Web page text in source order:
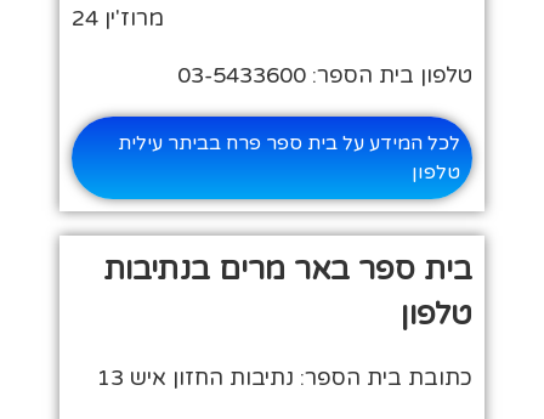
מרוז'ין 24
טלפון בית הספר: 03-5433600
לכל המידע על בית ספר פרח בביתר עילית
טלפון
בית ספר באר מרים בנתיבות
טלפון
כתובת בית הספר: נתיבות החזון איש 13